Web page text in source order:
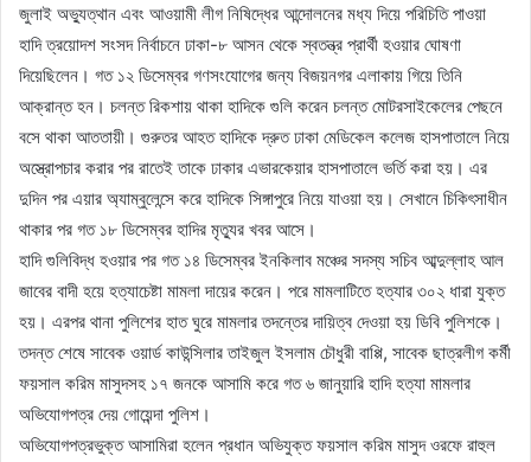
‎জুলাই অভ্যুত্থান এবং আওয়ামী লীগ নিষিদ্ধের আন্দোলনের মধ্য দিয়ে পরিচিতি পাওয়া
হাদি ত্রয়োদশ সংসদ নির্বাচনে ঢাকা-৮ আসন থেকে স্বতন্ত্র প্রার্থী হওয়ার ঘোষণা
দিয়েছিলেন। গত ১২ ডিসেম্বর গণসংযোগের জন্য বিজয়নগর এলাকায় গিয়ে তিনি
আক্রান্ত হন। চলন্ত রিকশায় থাকা হাদিকে গুলি করেন চলন্ত মোটরসাইকেলের পেছনে
বসে থাকা আততায়ী। গুরুতর আহত হাদিকে দ্রুত ঢাকা মেডিকেল কলেজ হাসপাতালে নিয়ে
অস্ত্রোপচার করার পর রাতেই তাকে ঢাকার এভারকেয়ার হাসপাতালে ভর্তি করা হয়। এর
দুদিন পর এয়ার অ্যাম্বুলেন্সে করে হাদিকে সিঙ্গাপুরে নিয়ে যাওয়া হয়। সেখানে চিকিৎসাধীন
থাকার পর গত ১৮ ডিসেম্বর হাদির মৃত্যুর খবর আসে।
হাদি গুলিবিদ্ধ হওয়ার পর গত ১৪ ডিসেম্বর ইনকিলাব মঞ্চের সদস্য সচিব আব্দুল্লাহ আল
জাবের বাদী হয়ে হত্যাচেষ্টা মামলা দায়ের করেন। পরে মামলাটিতে হত্যার ৩০২ ধারা যুক্ত
হয়। এরপর থানা পুলিশের হাত ঘুরে মামলার তদন্তের দায়িত্ব দেওয়া হয় ডিবি পুলিশকে।
তদন্ত শেষে সাবেক ওয়ার্ড কাউন্সিলার তাইজুল ইসলাম চৌধুরী বাপ্পি, সাবেক ছাত্রলীগ কর্মী
ফয়সাল করিম মাসুদসহ ১৭ জনকে আসামি করে গত ৬ জানুয়ারি হাদি হত্যা মামলার
অভিযোগপত্র দেয় গোয়েন্দা পুলিশ।
অভিযোগপত্রভুক্ত আসামিরা হলেন প্রধান অভিযুক্ত ফয়সাল করিম মাসুদ ওরফে রাহুল